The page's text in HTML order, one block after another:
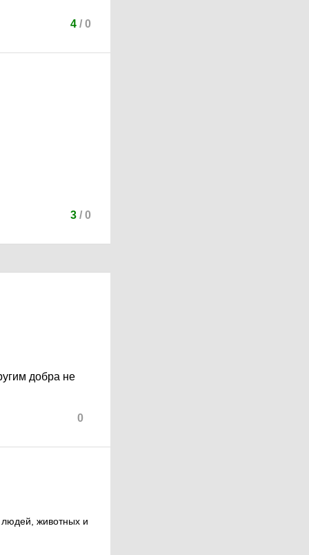
4/ 0
3/ 0
добра не
0
животных и